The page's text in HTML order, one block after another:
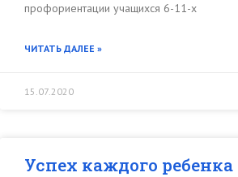
профориентации учащихся 6-11-х
ЧИТАТЬ ДАЛЕЕ »
15.07.2020
Успех каждого ребенка